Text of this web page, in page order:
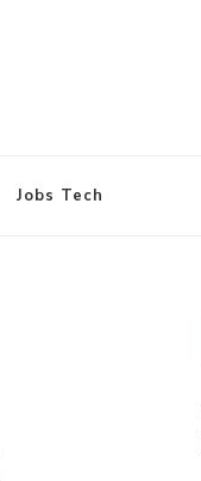
Jobs Tech